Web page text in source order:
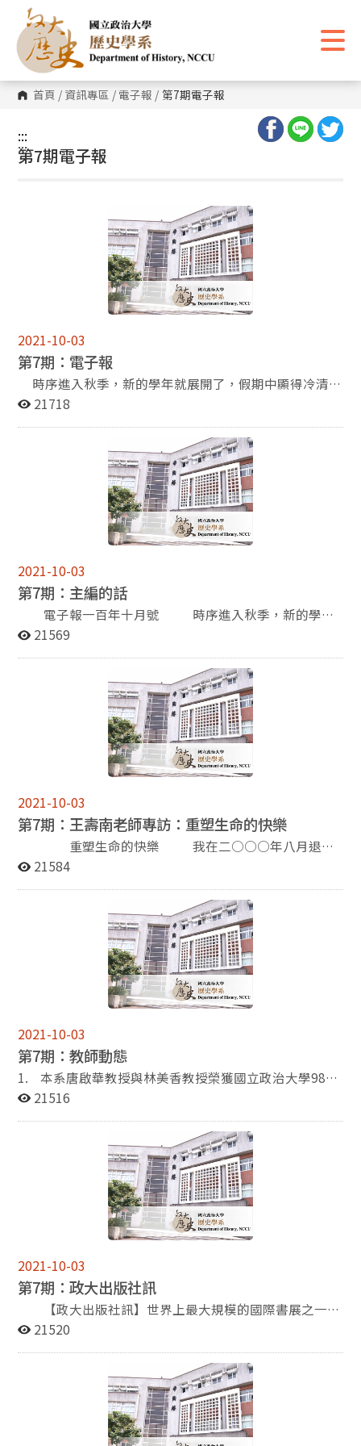
主
要
內
區
塊 首頁 / 資訊專區 / 電子報 / 第7期電子報
:::
:::
第7期電子報
2021-10-03
第7期：電子報
校園，頓時又開始熱鬧忙碌了起來。望著講台下羞澀怯生
學院裡工作的我們，年年坐看新世代的加入，目送舊世代
的離去。 (檢視全文) 王壽南老師:重塑生命的快樂 我在二
○○○年八月退休，但仍在歷史所兼課，到二○○二年我
辭去兼課，原因是我的視力急速惡化，上課時，連坐在對
面的同學都看不見，更不用說看同學們的研究報告了。 我
患先天性近視，初中二年級時開始配戴眼鏡，第一次配眼
鏡就是近視五百度。此後度數不斷上升，大學畢業時到了
由於我在政大任教，要做研究工作、寫論文，同時，我在
校外主編了好幾部大套叢書，這些都要耗費眼力，讓我的
近視度數不斷增加。到一九九○年左右，我的近視度數高
達二千六百度，電腦測量度數的儀器測不出我的度數，我
動 100學年度迎新聚餐於民國100年10月11日晚間在憩賢
樓三樓福利中餐廳舉行，舉辦主因為促進碩博新生與所上
學長姊和師長更親密的互動，此次碩博班新生參與共約20
日下午，於歷史系的大本營季陶樓進行。本次的總迎新活
動邀請到了系上的呂紹理教授、林美香教授、崔國瑜教
學習走向… 系烤 今年系烤在10/14(五)舉辦，與往常一樣
是在恆光橋下舉行，參與的人數約有115人，十分熱鬧。
當日的天氣非常不穩定，下午的大雨讓同學們都很擔心系
烤是否能如期進行… 宿營 100學年歷史系迎新宿營的日期
期，讓學弟妹們認識更多學長姐以及班上同學… (檢視全
元 老師 (中興大學歷史系助理教授) ※ 講 題： 單身—-十
九世紀法國社會的痲瘋病 ※主持人： 林美香 老師 (國立政
治大學歷史系副教授) ※ 評論人： 李尚仁 老師 (中央研究
院史語所副研究員) ※ 時 間： 2011年9月30日(週五) ，
2:30PM～5:00PM ※ 地 點： 國立政治大學百年樓文學院
學文學院身體與文明研究中心、國立台灣大學歷史系、台
灣世界史討論會 【政大歷史系教師講論會】 ※演講者：
楊瑞松 先生 (政治大學歷史系副教授) ※主持人：呂紹理
老師 (國立政治大學歷史系教授兼系主任) ※時 間：
點：政大歷史系會議室(季陶樓340423) ※講 題：身體與
認同：從顏元到「東亞病夫」 【杜維運教授專題演講】
※講 題：史學方法與史學家的氣質 ※時 間：100年11月
8日（二），下午2：00﹣4：00 ※地 點：季陶樓340108
教室 【「百年歷史講座」專題演講】 ※講 者：科大衛教
授 （Prof. David W. Faure） ※講 題：從禮到法：中國社
會二十世紀的轉變 （From Ritual to Law: How Chinese
11月14日（星期一）上午10:00-12:00 ※地 點：季陶樓
340423R (檢視全文) 【第十二屆兩岸三地歷史學研究生論
文發表會】 第十二屆兩岸三地歷史學研究生論文發表會，
由北京師範大學歷史學院、香港珠海書院亞洲研究中心、
月01日，假北京師範大學歷史學院舉辦。與會師生共計
100多人，發表論文共76篇… (檢視全文) 優良教師報導
本系唐啟華教授與林美香教授榮獲國立政治大學98年度專
業課程教學優良教師。 專書參展報導 本系金仕起教授與
楊瑞松教授著作獲研考會推薦，於100年10月至德國法蘭
21718
2021-10-03
第7期：主編的話
電子報一百年十月號 時序進入秋季，新的學年
就展開了，假期中顯得冷清的校園，頓時又開始熱鬧忙碌
更驚覺一年又已悄然飛逝---在學院裡工作的我們，年年坐
看新世代的加入，目送舊世代的離去。世代更迭，新舊交
替，新的面孔帶來新的活力，而他們與師長、學長姐們之
間的互動更激盪出豐富的創意，歷史學系的生命力也就在
此新舊世代的交流當中得以迸發，並綿延不絕。電子報的
立意之一，即是為新舊世代的傳承作見證，捕捉每一世代
所留下的痕跡，並作為溝通、交流的橋樑，讓世代之間互
括老中青三代的動向：從退休老師們的專訪、畢業系友們
的近況，至系所師生們的動態，都是電子報關懷的意向。
在這個新學年的開始，敬邀各位系胞們繼續支持電子報，
您們的閱讀、來稿與捐款都是電子報存續下去的動力。期
21569
2021-10-03
第7期：王壽南老師專訪：重塑生命的快樂
重塑生命的快樂 我在二○○○年八月退
休，但仍在歷史所兼課，到二○○二年我辭去兼課，原因
見，更不用說看同學們的研究報告了。 我患先天性近
視，初中二年級時開始配戴眼鏡，第一次配眼鏡就是近視
五百度。此後度數不斷上升，大學畢業時到了一千度，一
九六八年獲得博士學位時度數是一千六百度。由於我在政
大任教，要做研究工作、寫論文，同時，我在校外主編了
好幾部大套叢書，這些都要耗費眼力，讓我的近視度數不
斷增加。到一九九○年左右，我的近視度數高達二千六百
了電腦測量的限度，醫生打趣地說：「你的度數真是深不
可測！」 一九九○年醫生說我兩眼有白內障，需要開
刀。先開右眼，結果導致眼球內血管破裂，大量出血，視
網膜剝離，右眼遂告失明。但左眼白內障日趨嚴重，視力
醫，他們都認為我的左眼如開刀，手術危險性太大，可能
會重蹈右眼覆轍，所以多不願為我的左眼開刀。一直到二
○○七年底，振興醫院院長劉榮宏醫師才勉強同意為我開
刀。但他說明不能保證不會眼底大出血。我在二○○六年
六月已受洗成為基督徒，每天禱告，祈求上帝的幫助。二
○○七年十月二十五日進行手術，果然上帝保佑我，結果
左眼眼底竟然沒有出血，手術成功，我的左眼又恢復了視
《從黑暗到光明──記我的重生》，分送給親友。最近，
《皇冠雜誌》將《從黑暗到光明》摘錄刊出於二○一一年
十月號，讓更多人知道我的這一段戲劇性的人生歷程。
在我失明的三年多期間，我用口述的方式「寫」了一
每月一篇刊登在《歷史月刊》中，後來彙整起來成為一本
書：《照照歷史的鏡子》，二○○七年七月由台灣商務印
書館出版。當時，我仍在失明狀態。 我左眼手術成
功，視力恢復後，遠東福音會廣播電台邀我去做專題廣
播，遠東福音廣播電台由美國人創辦，專對中國大陸聽眾
21584
2021-10-03
第7期：教師動態
1. 本系唐啟華教授與林美香教授榮獲國立政治大學98年
度專業課程教學優良教師。 2. 本系金仕起教授與楊瑞松
大規模的國際書展之一，近年來為積極與國際出版界交
流，新聞局近年委託台北書展基金會規劃臺灣館參展，豐
富的內容，經常成為書展中的焦點。今年也將以「出版無
疆界」(Taiwan, Books without Borders)為主題，分十大
專區展覽臺灣多元出版趨勢和影響力。其中「Formosa
Special」專區部分，由行政院研考會薦選參展出版品，
中國形象與近代中國國族論述想像》、金仕起《中國古代
的醫學、醫史與政治：以醫史文本為中心的一個分析》都
獲選參展。兩位老師專書的詳細介紹，請參閱本系電子報
21516
2021-10-03
第7期：政大出版社訊
【政大出版社訊】世界上最大規模的國際書展之一、
德國法蘭克福書展下個月即將登場，新聞局再度籌設「臺
瑞松、金仕起的著作獲研考會推薦，也將前進德國與世界
託台北書展基金會規劃臺灣館參展，豐富的內容，經常成
為書展中的焦點。今年也將以「出版無疆界」(Taiwan,
Books without Borders)為主題，分十大專區展覽臺灣多
21520